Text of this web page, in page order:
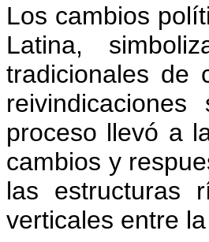
Los cambios
Latina,
tradicionales de
proceso llevó a
cambios y
las estructuras
verticales entre